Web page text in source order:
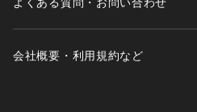
よくある質問・お問い合わせ
会社概要・利用規約など